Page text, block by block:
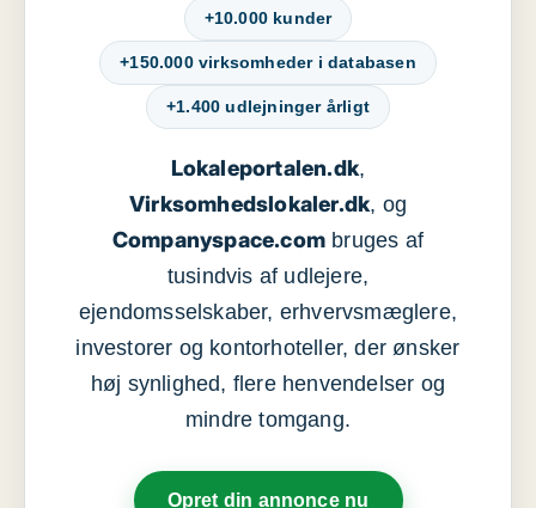
+10.000 kunder
+150.000 virksomheder i databasen
+1.400 udlejninger årligt
Lokaleportalen.dk,
Virksomhedslokaler.dk, og
Companyspace.com bruges af
tusindvis af udlejere,
ejendomsselskaber, erhvervsmæglere,
investorer og kontorhoteller, der ønsker
høj synlighed, flere henvendelser og
mindre tomgang.
Opret din annonce nu